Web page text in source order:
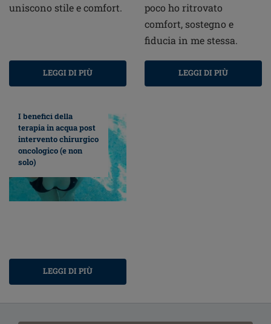
uniscono stile e comfort.
LEGGI DI PIÙ
poco ho ritrovato
comfort, sostegno e
fiducia in me stessa.
LEGGI DI PIÙ
I benefici della
terapia in acqua post
intervento chirurgico
oncologico (e non
solo)
LEGGI DI PIÙ